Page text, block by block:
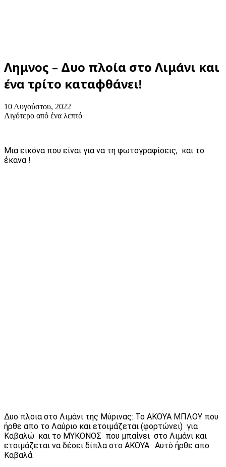
Λημνος – Δυο πλοία στο Λιμάνι και
ένα τρίτο καταφθάνει!
10 Αυγούστου, 2022
Λιγότερο από ένα λεπτό
Μια εικόνα που είναι για να τη φωτογραφίσεις, και το
έκανα !
Δυο πλοια στο Λιμάνι της Μύρινας: Το ΑΚΟΥΑ ΜΠΛΟΥ που
ήρθε απο το Λαύριο και ετοιμάζεται (φορτώνει) για
Καβαλώ και το ΜΥΚΟΝΟΣ που μπαίνει στο Λιμάνι και
ετοιμάζεται να δέσει δίπλα στο ΑΚΟΥΑ . Αυτό ήρθε απο
Καβαλά.